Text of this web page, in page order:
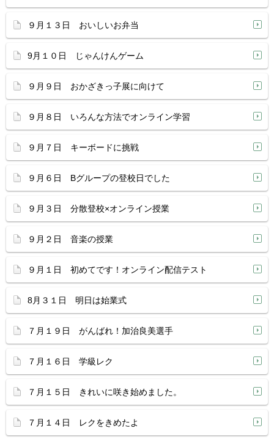
９月１３日 おいしいお弁当
9月１０日 じゃんけんゲーム
９月９日 おかざきっ子展に向けて
９月８日 いろんな方法でオンライン学習
９月７日 キーボードに挑戦
９月６日 Bグループの登校日でした
９月３日 分散登校×オンライン授業
９月２日 音楽の授業
９月１日 初めてです！オンライン配信テスト
8月３１日 明日は始業式
７月１９日 がんばれ！加治良美選手
７月１６日 学級レク
７月１５日 きれいに咲き始めました。
７月１４日 レクをきめたよ